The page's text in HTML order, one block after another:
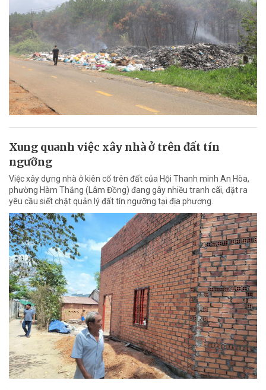
Xung quanh việc xây nhà ở trên đất tín
ngưỡng
Việc xây dựng nhà ở kiên cố trên đất của Hội Thanh minh An Hòa,
phường Hàm Thắng (Lâm Đồng) đang gây nhiều tranh cãi, đặt ra
yêu cầu siết chặt quản lý đất tín ngưỡng tại địa phương.